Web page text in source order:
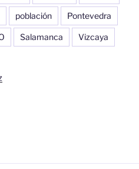
población Pontevedra
Salamanca Vizcaya